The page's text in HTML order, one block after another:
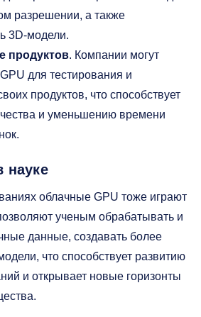
разрешении, а также
3D-модели.
продуктов. Компании могут
для тестирования и
продуктов, что способствует
и уменьшению времени
науке
облачные GPU тоже играют
ученым обрабатывать и
данные, создавать более
что способствует развитию
и открывает новые горизонты